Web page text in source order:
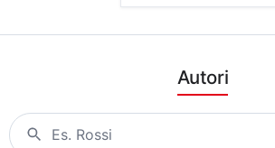
Autori
Cognome o nome per restringere